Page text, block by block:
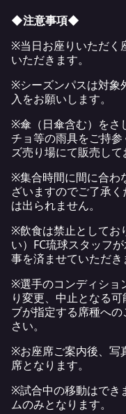
◆注意事項◆
※当日お座りいただく
いただきます。
※シーズンパスは対象
入をお願いします。
※傘（日傘含む）をさ
チョ等の雨具をご持
ズ売り場にて販売して
※集合時間に間に合わ
ざいますのでご了承
は出られません。
※飲食は禁止としてお
い）FC琉球スタッフ
事を済ませていただき
※選手のコンディショ
り変更、中止となる
ブが指定する席種へ
さい。
※お座席ご案内後、写
席となります。
※試合中の移動はでき
ムのみとなります。